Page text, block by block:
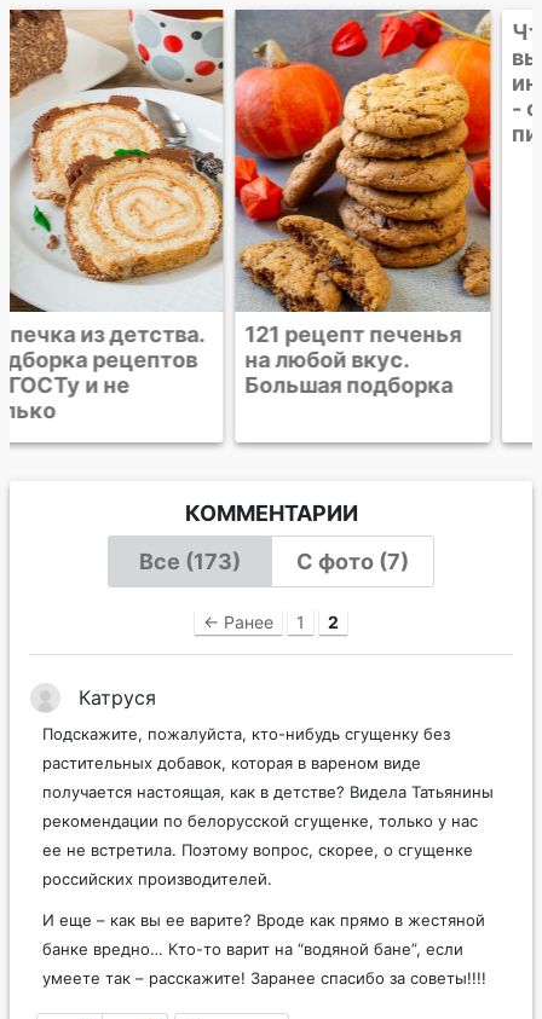
121 рецепт печенья
на любой вкус.
Большая подборка
Что испечь на
выходных. 27 идей
интересной выпечки
пирогов
КОММЕНТАРИИ
Все (173)
С фото (7)
Подскажите, пожалуйста, кто-нибудь сгущенку без
растительных добавок, которая в вареном виде
получается настоящая, как в детстве? Видела Татьянины
рекомендации по белорусской сгущенке, только у нас
ее не встретила. Поэтому вопрос, скорее, о сгущенке
И еще – как вы ее варите? Вроде как прямо в жестяной
банке вредно… Кто-то варит на “водяной бане”, если